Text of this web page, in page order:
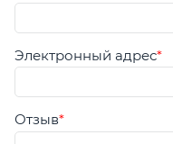
Электронный адрес
Отзыв